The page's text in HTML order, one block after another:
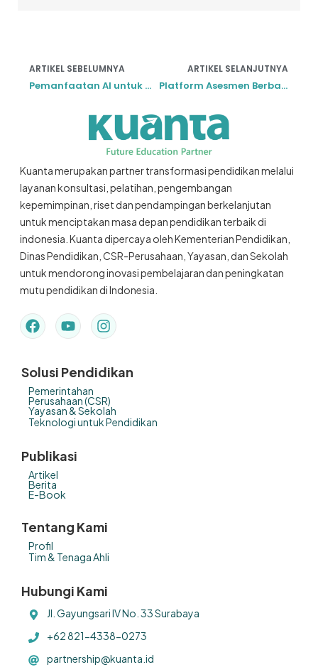
ARTIKEL SEBELUMNYA
Pemanfaatan AI untuk Meningkatkan Efektivitas Pembelajaran di Kelas
ARTIKEL SELANJUTNYA
Platform Asesmen Berbasis AI, Apakah dibutuhkan Dalam Pembelajaran?
Kuanta merupakan partner transformasi pendidikan melalui
layanan konsultasi, pelatihan, pengembangan
kepemimpinan, riset dan pendampingan berkelanjutan
untuk menciptakan masa depan pendidikan terbaik di
indonesia. Kuanta dipercaya oleh Kementerian Pendidikan,
Dinas Pendidikan, CSR-Perusahaan, Yayasan, dan Sekolah
untuk mendorong inovasi pembelajaran dan peningkatan
mutu pendidikan di Indonesia.
Solusi Pendidikan
Pemerintahan
Perusahaan (CSR)
Yayasan & Sekolah
Teknologi untuk Pendidikan
Publikasi
Artikel
Berita
E-Book
Tentang Kami
Profil
Tim & Tenaga Ahli
Hubungi Kami
Jl. Gayungsari IV No. 33 Surabaya
+62 821-4338-0273
partnership@kuanta.id